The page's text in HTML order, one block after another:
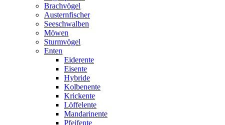
Brachvögel
Austernfischer
Seeschwalben
Möwen
Sturmvögel
Enten
Eiderente
Eisente
Hybride
Kolbenente
Krickente
Löffelente
Mandarinente
Pfeifente